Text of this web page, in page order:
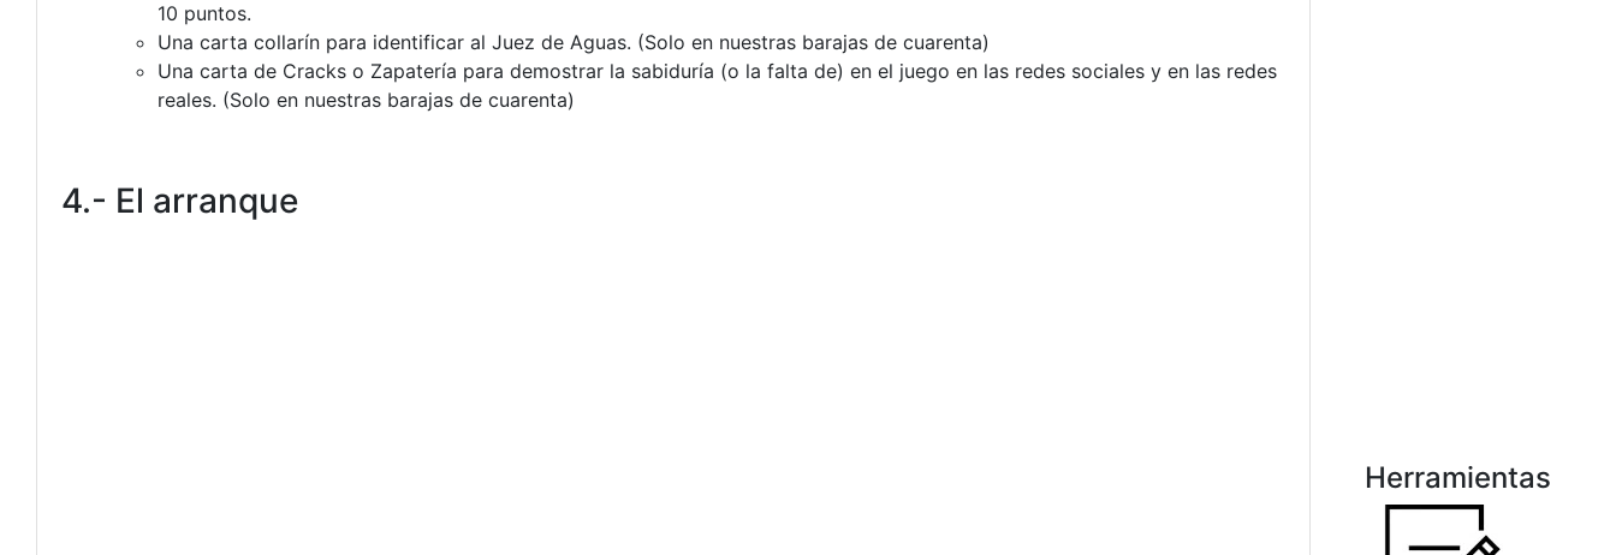
10 puntos.
Una carta collarín para identificar al Juez de Aguas. (Solo en nuestras barajas de cuarenta)
Una carta de Cracks o Zapatería para demostrar la sabiduría (o la falta de) en el juego en las redes sociales y en las redes
reales. (Solo en nuestras barajas de cuarenta)
4.- El arranque
Herramientas